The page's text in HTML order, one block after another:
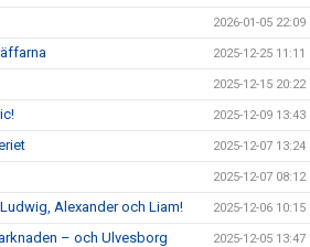
2026-01-05 22:09
2025-12-25 11:11
2025-12-15 20:22
2025-12-09 13:43
2025-12-07 13:24
2025-12-07 08:12
Alexander och Liam! 2025-12-06 10:15
– och Ulvesborg 2025-12-05 13:47